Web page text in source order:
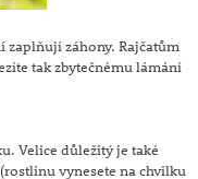
zaplňují záhony. Rajčatům
tak zbytečnému lámání
Velice důležitý je také
vynesete na chvilku